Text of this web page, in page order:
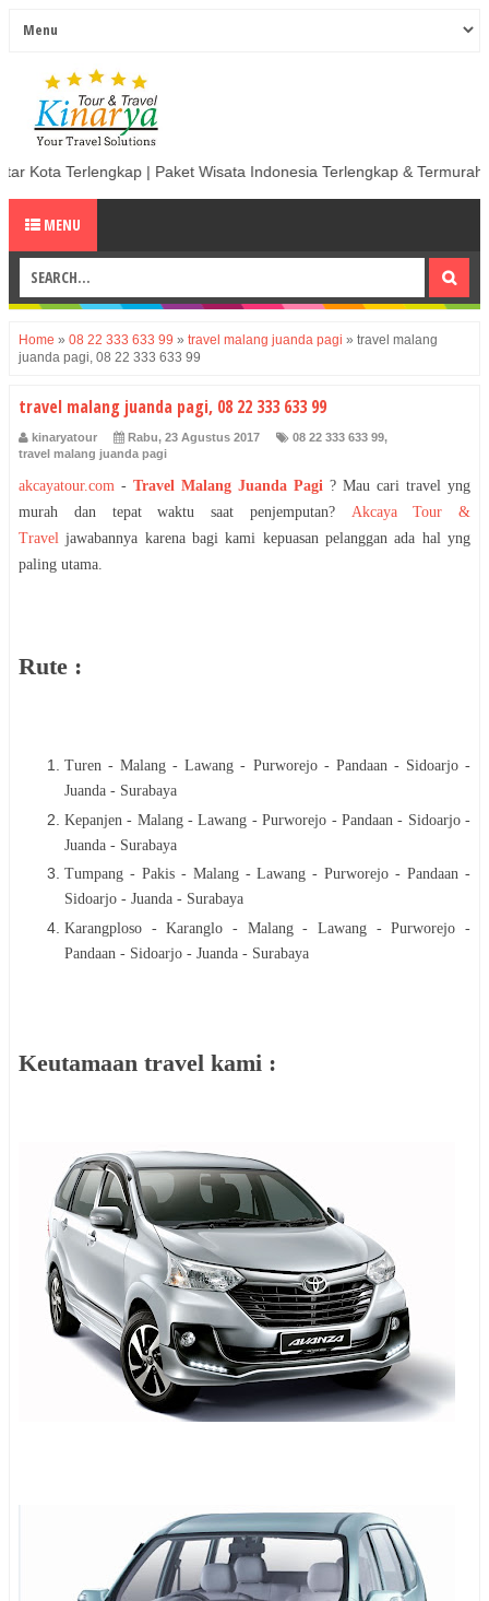
| Paket Wisata Indonesia Terlengkap & Termurah | Sewa Mobil
MENU
Home » 08 22 333 633 99 » travel malang juanda pagi » travel malang
juanda pagi, 08 22 333 633 99
travel malang juanda pagi, 08 22 333 633 99
kinaryatour Rabu, 23 Agustus 2017 08 22 333 633 99,
travel malang juanda pagi
akcayatour.com - Travel Malang Juanda Pagi ? Mau cari travel yng
murah dan tepat waktu saat penjemputan? Akcaya Tour &
Travel jawabannya karena bagi kami kepuasan pelanggan ada hal yng
paling utama.
Rute :
Turen - Malang - Lawang - Purworejo - Pandaan - Sidoarjo -
Juanda - Surabaya
Kepanjen - Malang - Lawang - Purworejo - Pandaan - Sidoarjo -
Juanda - Surabaya
Tumpang - Pakis - Malang - Lawang - Purworejo - Pandaan -
Sidoarjo - Juanda - Surabaya
Karangploso - Karanglo - Malang - Lawang - Purworejo -
Pandaan - Sidoarjo - Juanda - Surabaya
Keutamaan travel kami :